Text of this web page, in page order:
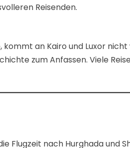
Reisenden.
an Kairo und Luxor nicht
zum Anfassen. Viele
Flugzeit nach Hurghada und